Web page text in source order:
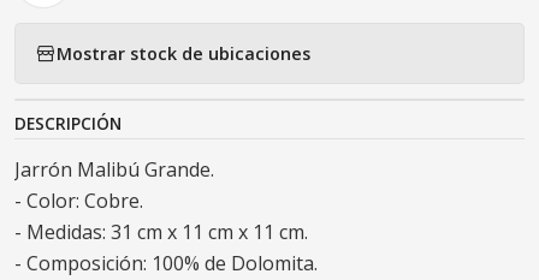
Mostrar stock de ubicaciones
DESCRIPCIÓN
Jarrón Malibú Grande.
- Color: Cobre.
- Medidas: 31 cm x 11 cm x 11 cm.
- Composición: 100% de Dolomita.